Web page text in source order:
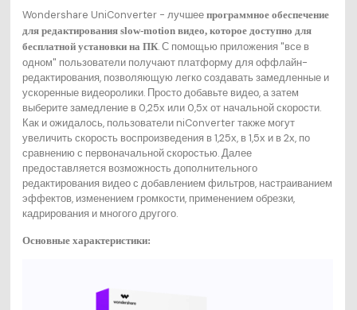
Wondershare UniConverter - лучшее программное обеспечение
для редактирования slow-motion видео, которое доступно для
бесплатной установки на ПК. С помощью приложения "все в
одном" пользователи получают платформу для оффлайн-
редактирования, позволяющую легко создавать замедленные и
ускоренные видеоролики. Просто добавьте видео, а затем
выберите замедление в 0,25х или 0,5х от начальной скорости.
Как и ожидалось, пользователи niConverter также могут
увеличить скорость воспроизведения в 1,25х, в 1,5х и в 2х, по
сравнению с первоначальной скоростью. Далее
предоставляется возможность дополнительного
редактирования видео с добавлением фильтров, настраиванием
эффектов, изменением громкости, применением обрезки,
кадрирования и многого другого.
Основные характеристики: